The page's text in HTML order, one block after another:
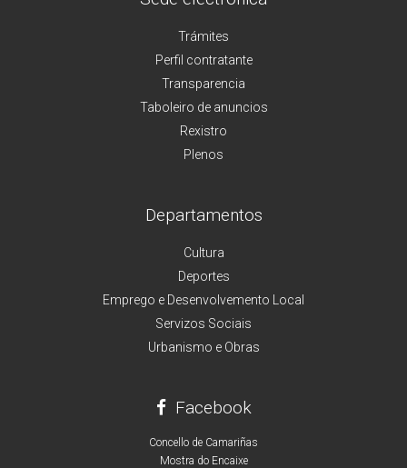
Trámites
Perfil contratante
Transparencia
Taboleiro de anuncios
Rexistro
Plenos
Departamentos
Cultura
Deportes
Emprego e Desenvolvemento Local
Servizos Sociais
Urbanismo e Obras
Facebook
Concello de Camariñas
Mostra do Encaixe